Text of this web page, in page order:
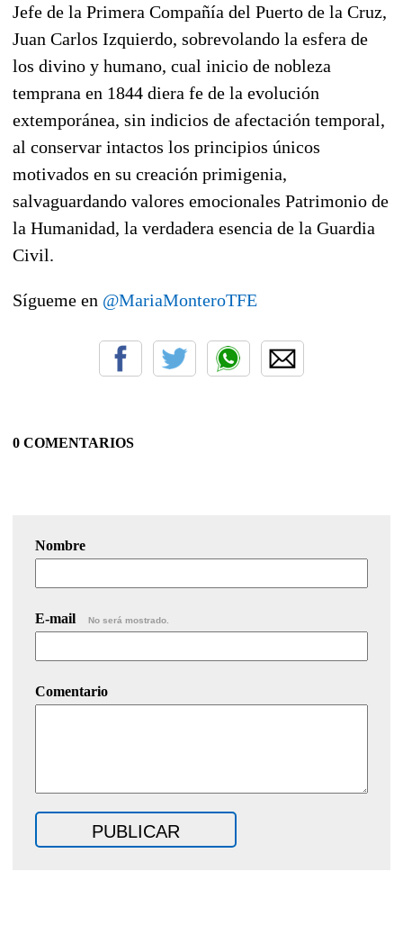
Jefe de la Primera Compañía del Puerto de la Cruz,
Juan Carlos Izquierdo, sobrevolando la esfera de
los divino y humano, cual inicio de nobleza
temprana en 1844 diera fe de la evolución
extemporánea, sin indicios de afectación temporal,
al conservar intactos los principios únicos
motivados en su creación primigenia,
salvaguardando valores emocionales Patrimonio de
la Humanidad, la verdadera esencia de la Guardia
Civil.
Sígueme en @MariaMonteroTFE
0 COMENTARIOS
Nombre
E-mail No será mostrado.
Comentario